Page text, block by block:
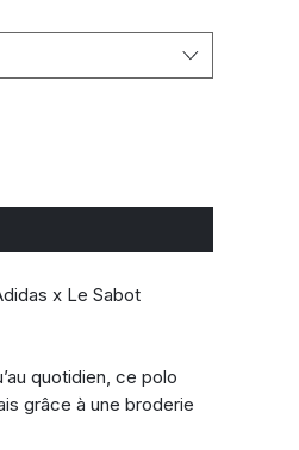
x Le Sabot
quotidien, ce polo
grâce à une broderie